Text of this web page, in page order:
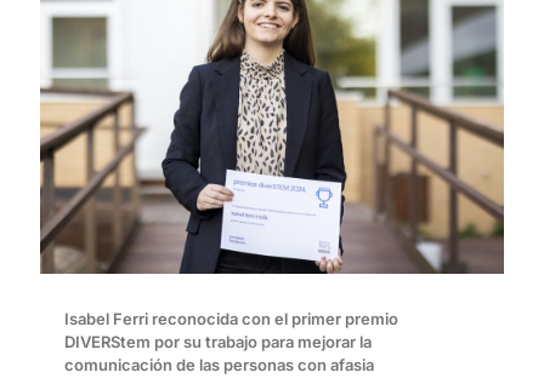
Isabel Ferri reconocida con el primer premio
DIVERStem por su trabajo para mejorar la
comunicación de las personas con afasia